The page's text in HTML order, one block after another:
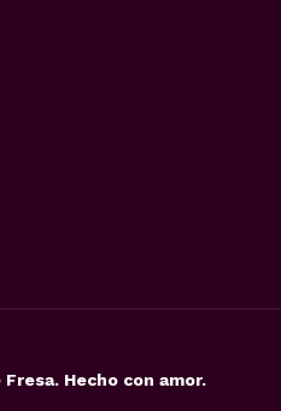
Hecho con amor.